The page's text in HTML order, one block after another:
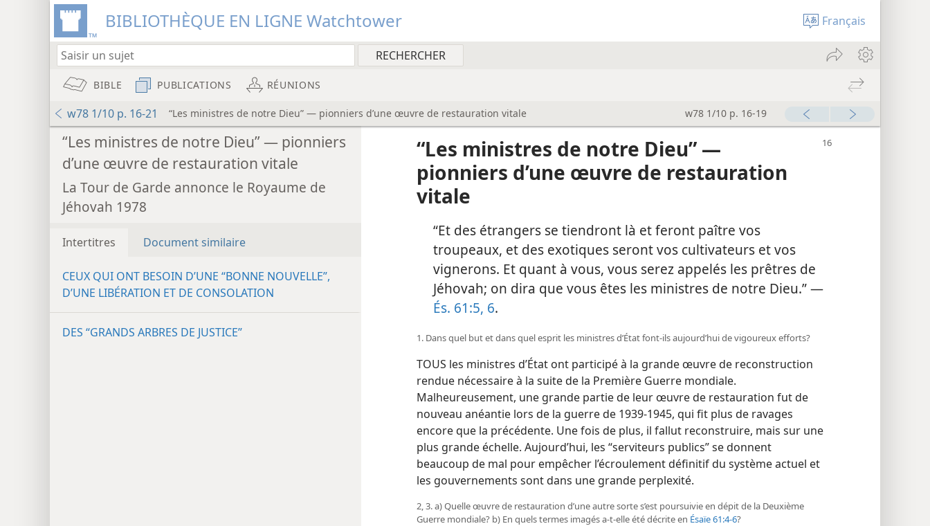
BIBLIOTHÈQUE EN LIGNE Watchtower Français
BIBLE PUBLICATIONS RÉUNIONS
w78 1/10 p. 16-21 “Les ministres de notre Dieu” — pionniers d’une œuvre de restauration vitale w78 1/10 p. 16-19
“Les ministres de notre Dieu” — pionniers
d’une œuvre de restauration vitale
La Tour de Garde annonce le Royaume de
Jéhovah 1978
Intertitres Document similaire
CEUX QUI ONT BESOIN D’UNE “BONNE NOUVELLE”,
D’UNE LIBÉRATION ET DE CONSOLATION
DES “GRANDS ARBRES DE JUSTICE”
“Les ministres de notre Dieu” —
pionniers d’une œuvre de restauration
vitale
“Et des étrangers se tiendront là et feront paître vos
troupeaux, et des exotiques seront vos cultivateurs et vos
vignerons. Et quant à vous, vous serez appelés les prêtres de
Jéhovah; on dira que vous êtes les ministres de notre Dieu.” —
És. 61:5, 6.
1. Dans quel but et dans quel esprit les ministres d’État font-​ils aujourd’hui de vigoureux efforts?
TOUS les ministres d’État ont participé à la grande œuvre de reconstruction
rendue nécessaire à la suite de la Première Guerre mondiale.
Malheureusement, une grande partie de leur œuvre de restauration fut de
nouveau anéantie lors de la guerre de 1939-​1945, qui fit plus de ravages
encore que la précédente. Une fois de plus, il fallut reconstruire, mais sur une
plus grande échelle. Aujourd’hui, les “serviteurs publics” se donnent
beaucoup de mal pour empêcher l’écroulement définitif du système actuel et
les gouvernements sont dans une grande perplexité.
2, 3. a) Quelle œuvre de restauration d’une autre sorte s’est poursuivie en dépit de la Deuxième
Guerre mondiale? b) En quels termes imagés a-​t-​elle été décrite en Ésaïe 61:4-6?